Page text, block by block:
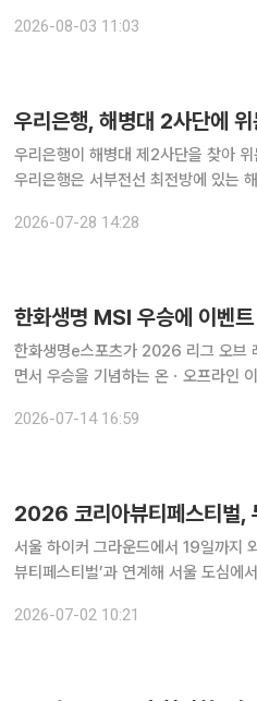
오후 6시 서울 종로구 치지직 롤파크
2026-08-03 11:03
우리은행, 해병대 2사단에
우리은행이 해병대 제2사단을 찾아
우리은행은 서부전선 최전방에 있는
이 참석했다. 우리은행은 1985년 해
2026-07-28 14:28
한화생명 MSI 우승에 이벤
한화생명e스포츠가 2026 리그 오브
면서 우승을 기념하는 온ㆍ오프라인
는 14일 연간권 오렌지 멤버십 회원
2026-07-14 16:59
2026 코리아뷰티페스티벌,
서울 하이커 그라운드에서 19일까지 외국인 대상 K뷰
뷰티페스티벌’과 연계해 서울 도심에
다양한 체험을 제공하며, 온라인 관광
2026-07-02 10:21